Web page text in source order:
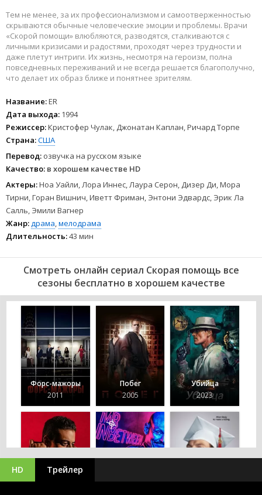
Тем не менее, за их профессионализмом и самоотверженностью
скрываются обычные человеческие эмоции и проблемы. Врачи
«Скорой помощи» влюбляются, разводятся, сталкиваются с
личными кризисами и радостями, проходят через трудности и
даже плетут интриги. Их жизнь, несмотря на героизм, полна
повседневных переживаний и не всегда решается благополучно,
что делает их образ ближе и понятнее зрителям.
Название:ER
Дата выхода: 1994
Режиссер:Кристофер Чулак, Джонатан Каплан, Ричард Торпе
Страна:США
Перевод: озвучка на русском языке
Качество: в хорошем качестве HD
Актеры:Ноа Уайли, Лора Иннес, Лаура Серон, Дизер Ди, Мора
Тирни, Горан Вишнич, Иветт Фриман, Энтони Эдвардс, Эрик Ла
Салль, Эмили Вагнер
Жанр:драма,мелодрама
Длительность:43 мин
Смотреть онлайн сериал Скорая помощь все
сезоны бесплатно в хорошем качестве
Форс-мажоры
2011
Побег
2005
Убийца
2023
Первородный
HD Трейлер